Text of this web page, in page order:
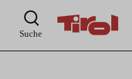
Suche